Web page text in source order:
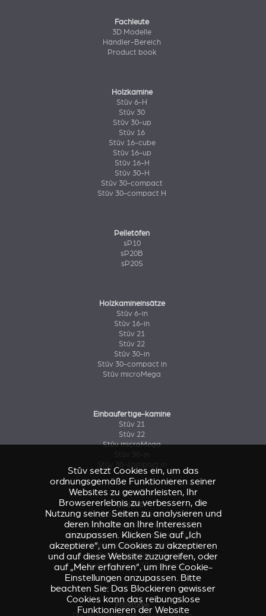
Fachleute
3D Modelle
Händler-Bereich
Product book
Holzkamine
Stûv 6-H
Stûv 30
Stûv 30-up
Stûv 16
Stûv 16-cube
Stûv 16-up
Stûv 16-H
Stûv 30-H
Stûv 30-compact
Stûv 30-compact H
Pelletöfen
sP10
sP20B
sP20S
Holzkamineinsätze
Stûv 6-in
Stûv 16-in
Stûv 21
Stûv 22
Stûv 30-in
Stûv 30-compact in
Stûv microMega
Einbaufertige-kamine
Stûv 21
Stûv 22
Stûv microMega
Zubehör
Zubehörteil Stûv 16
Zubehörteile & Verkleidungen Stûv 21
Zubehörteile & Verkleidungen Stûv 21
Zubehörteil Stûv microMega
Zubehörteil Stûv 30
Zubehörteil Stûv 30-compact
Fallstudie
Stûv setzt Cookies ein, um das
ordnungsgemäße Funktionieren seiner
Websites zu gewährleisten, Ihr
Browsererlebnis zu verbessern, die
Nutzung seiner Seiten zu analysieren und
deren Inhalte an Ihre Interessen
anzupassen. Klicken Sie auf „Ich
akzeptiere“, um Cookies zu akzeptieren
und auf diese Website zuzugreifen, oder
auf „Mehr erfahren“, um Ihre Cookie-
Einstellungen anzupassen. Bitte
beachten Sie: Das Blockieren gewisser
Cookies kann das reibungslose
Funktionieren der Website